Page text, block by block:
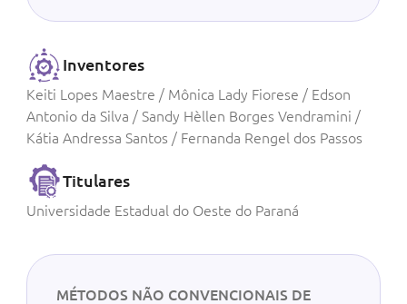
Inventores
Keiti Lopes Maestre / Mônica Lady Fiorese / Edson
Antonio da Silva / Sandy Hèllen Borges Vendramini /
Kátia Andressa Santos / Fernanda Rengel dos Passos
Titulares
Universidade Estadual do Oeste do Paraná
MÉTODOS NÃO CONVENCIONAIS DE